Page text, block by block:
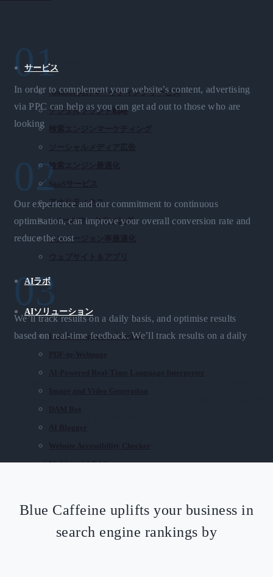
サービス
Amazon向けマーケティングサービス
デジタルブランド戦略
検索エンジン最適化
アナリティクス
Eメールマーケティング
コンバージョン率最適化
AIラボ
AIソリューション
Label Compliance Checker
Multimodal RAG
01Relevant
In order to complement your website’s content, advertising
via PPC can help as you can get ad out to those who are
looking
02Effective
Our experience and our commitment to continuous
optimisation, can improve your overall conversion rate and
reduce the cost
03Optimized
We’ll track results on a daily basis, and optimise results
based on real-time feedback. We’ll track results on a daily
Blue Caffeine uplifts your business in
search engine rankings by